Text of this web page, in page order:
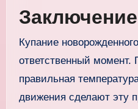
Заключение
Купание
ответственный момент.
правильная
движения сделают эту